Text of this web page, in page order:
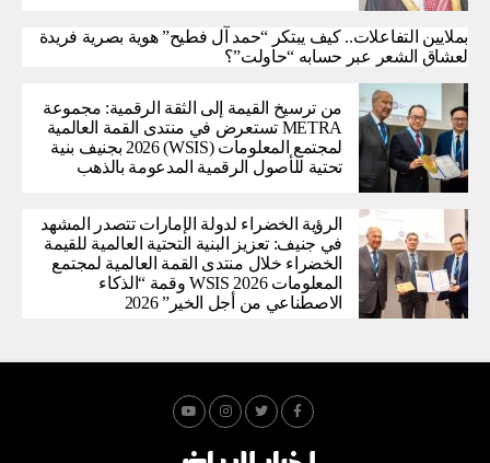
بملايين التفاعلات.. كيف يبتكر “حمد آل فطيح” هوية بصرية فريدة
لعشاق الشعر عبر حسابه “حاولت”؟
من ترسيخ القيمة إلى الثقة الرقمية: مجموعة
METRA تستعرض في منتدى القمة العالمية
لمجتمع المعلومات (WSIS) 2026 بجنيف بنية
تحتية للأصول الرقمية المدعومة بالذهب
الرؤية الخضراء لدولة الإمارات تتصدر المشهد
في جنيف: تعزيز البنية التحتية العالمية للقيمة
الخضراء خلال منتدى القمة العالمية لمجتمع
المعلومات WSIS 2026 وقمة “الذكاء
الاصطناعي من أجل الخير” 2026